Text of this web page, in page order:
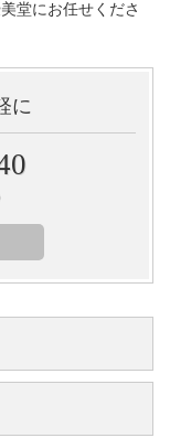
堂にお任せくださ
に